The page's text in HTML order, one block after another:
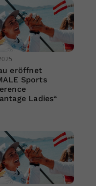
eröffnet
Sports
Ladies“